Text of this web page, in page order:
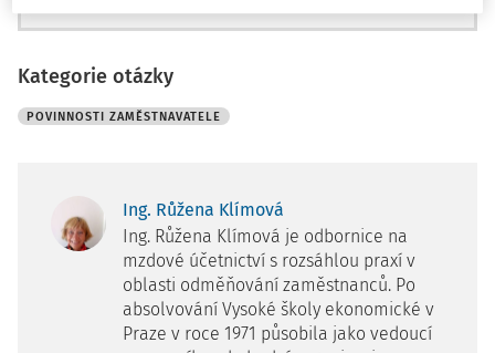
Kategorie otázky
POVINNOSTI ZAMĚSTNAVATELE
Ing. Růžena Klímová
Ing. Růžena Klímová je odbornice na
mzdové účetnictví s rozsáhlou praxí v
oblasti odměňování zaměstnanců. Po
absolvování Vysoké školy ekonomické v
Praze v roce 1971 působila jako vedoucí